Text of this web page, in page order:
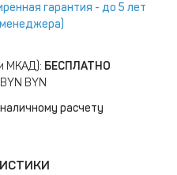
гарантия - до 5 лет
МКАД): БЕСПЛАТНО
BYN
расчету